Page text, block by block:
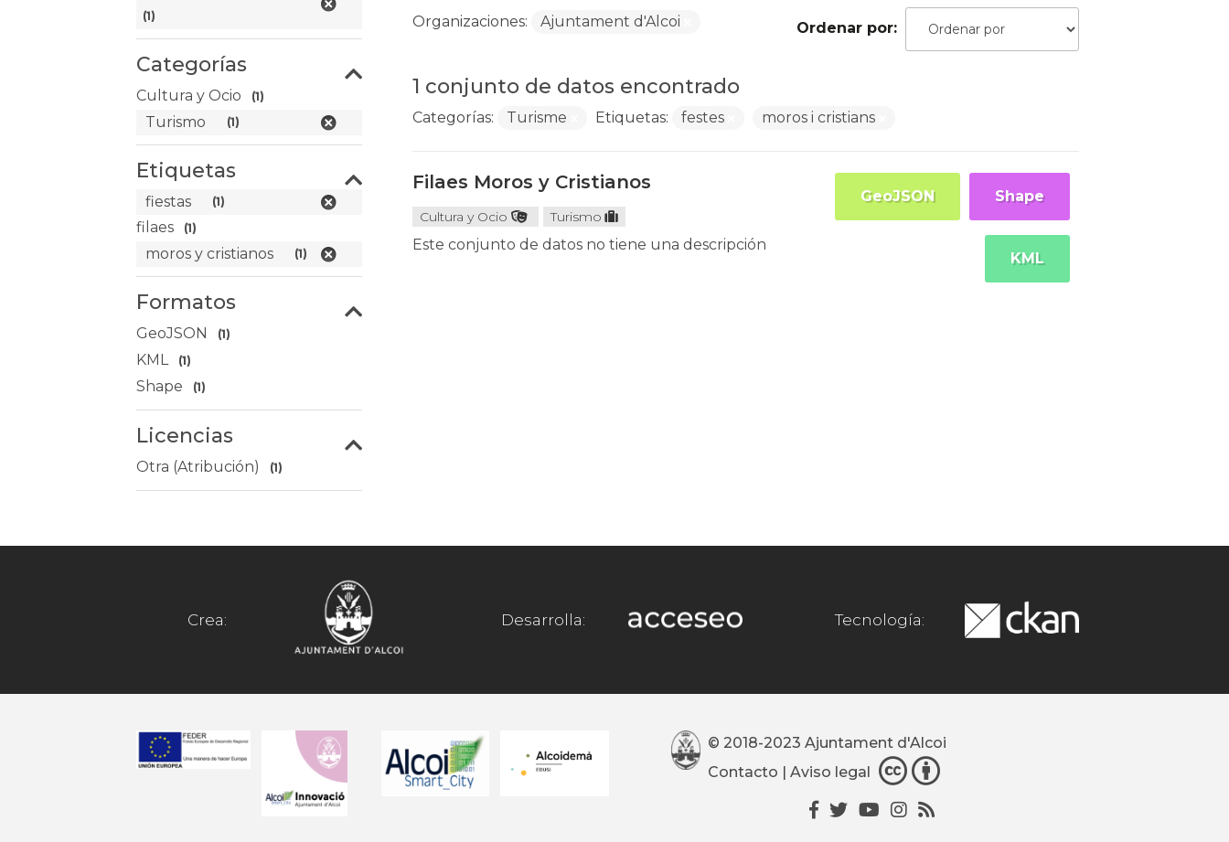
(1)
Categorías
Cultura y Ocio (1)
Turismo (1)
Etiquetas
fiestas (1)
filaes (1)
moros y cristianos (1)
Formatos
GeoJSON (1)
KML (1)
Shape (1)
Licencias
Otra (Atribución) (1)
Ordenar por
1 conjunto de datos encontrado
Organizaciones: Ajuntament d'Alcoi
Categorías: Turisme Etiquetas: festes moros i cristians
Filaes Moros y Cristianos
Cultura y Ocio Turismo
Este conjunto de datos no tiene una descripción
Shape
GeoJSON
KML
Crea: Desarrolla: Tecnología:
© 2018-2023 Ajuntament d'Alcoi
Contacto |Aviso legal